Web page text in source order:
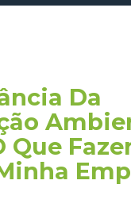
Da
Que